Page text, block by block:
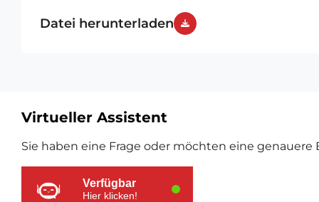
Datei herunterladen
Zusätzliche
Ressourcen
Virtueller Assistent
Sie haben eine Frage oder möchten eine
Verfügbar
Hier klicken!